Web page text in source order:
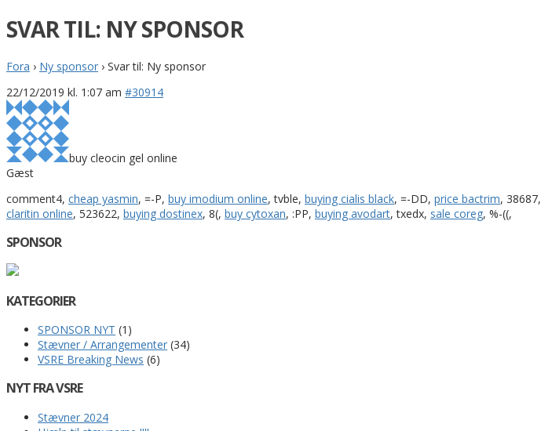
SVAR TIL: NY SPONSOR
Fora › Ny sponsor › Svar til: Ny sponsor
22/12/2019 kl. 1:07 am #30914
buy cleocin gel online
Gæst
comment4, cheap yasmin, =-P, buy imodium online, tvble, buying cialis black, =-DD, price bactrim, 38687,
claritin online, 523622, buying dostinex, 8(, buy cytoxan, :PP, buying avodart, txedx, sale coreg, %-((,
SPONSOR
KATEGORIER
SPONSOR NYT (1)
Stævner / Arrangementer (34)
VSRE Breaking News (6)
NYT FRA VSRE
Stævner 2024